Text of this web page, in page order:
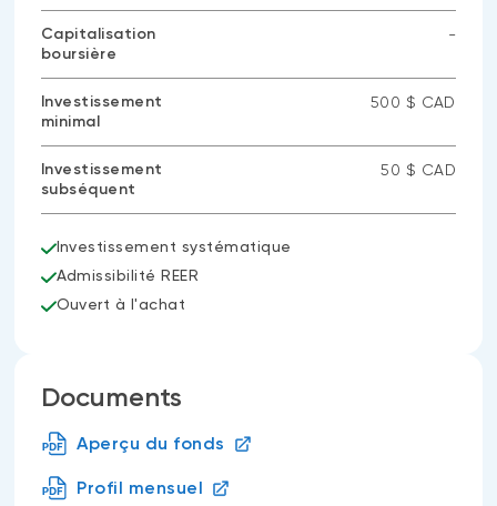
Capitalisation
boursière
-
Investissement
minimal
500 $ CAD
Investissement
subséquent
50 $ CAD
Investissement systématique
Admissibilité REER
Ouvert à l'achat
Documents
Aperçu du fonds
Profil mensuel